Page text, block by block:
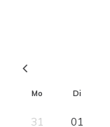
Mo Di
31 01